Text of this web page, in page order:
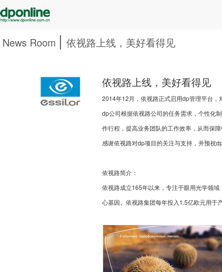
News Room 依视路上线，美好看得见
依视路上线，美好看得见
2014年12月，依视路正式启用dp管理平台
dp公司根据依视路公司的任务需求，个性化
作行程，提高业务团队的工作效率，从而保
感谢依视路对dp项目的关注与支持，并预祝
依视路简介：
依视路成立165年以来，专注于眼用光学领
心基因。依视路集团每年投入1.5亿欧元用于